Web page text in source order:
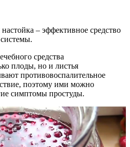
– эффективное средство
средства
плоды, но и листья
противовоспалительное
поэтому ими можно
симптомы простуды.